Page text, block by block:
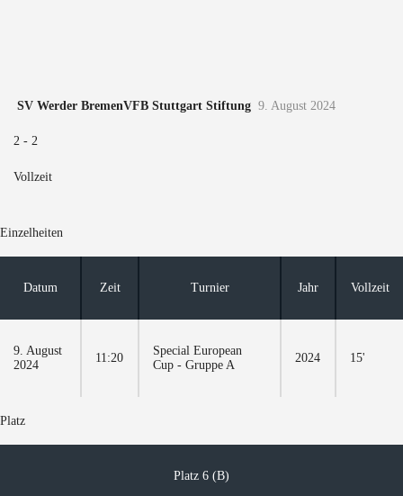
SV Werder BremenVFB Stuttgart Stiftung 9. August 2024
2 -2
Vollzeit
Einzelheiten
Datum Zeit Turnier Jahr Vollzeit
9. August
2024
11:20
Special European
Cup - Gruppe A
2024 15'
Platz
Platz 6 (B)